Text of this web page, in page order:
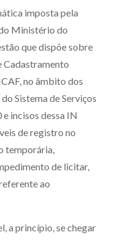
imposta pela
Ministério do
que dispõe sobre
Cadastramento
no âmbito dos
Sistema de Serviços
e incisos dessa IN
de registro no
temporária,
de licitar,
ao
a princípio, se chegar